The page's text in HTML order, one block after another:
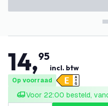
14,95
incl. btw
Op voorraad
Voor 22:00 besteld,